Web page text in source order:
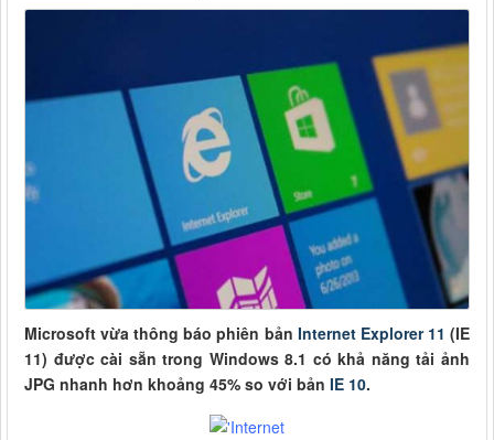
Microsoft vừa thông báo phiên bản Internet Explorer 11 (IE
11) được cài sẵn trong Windows 8.1 có khả năng tải ảnh
JPG nhanh hơn khoảng 45% so với bản IE 10.